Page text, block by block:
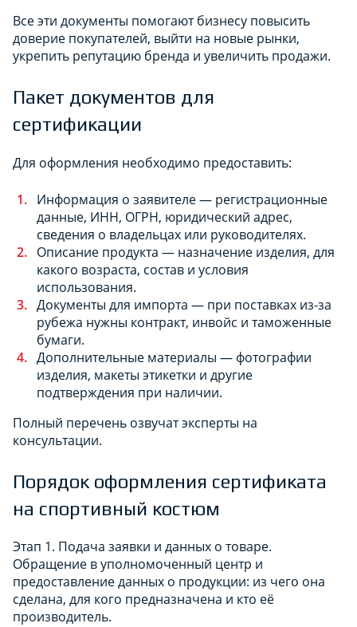
Все эти документы помогают бизнесу повысить
доверие покупателей, выйти на новые рынки,
укрепить репутацию бренда и увеличить продажи.
Пакет документов для
сертификации
Для оформления необходимо предоставить:
Информация о заявителе — регистрационные
данные, ИНН, ОГРН, юридический адрес,
сведения о владельцах или руководителях.
Описание продукта — назначение изделия, для
какого возраста, состав и условия
использования.
Документы для импорта — при поставках из-за
рубежа нужны контракт, инвойс и таможенные
бумаги.
Дополнительные материалы — фотографии
изделия, макеты этикетки и другие
подтверждения при наличии.
Полный перечень озвучат эксперты на
консультации.
Порядок оформления сертификата
на спортивный костюм
Этап 1. Подача заявки и данных о товаре.
Обращение в уполномоченный центр и
предоставление данных о продукции: из чего она
сделана, для кого предназначена и кто её
производитель.